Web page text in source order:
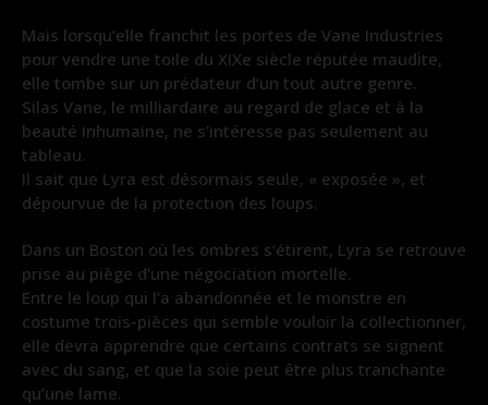
Mais lorsqu’elle franchit les portes de Vane Industries
pour vendre une toile du XIXe siècle réputée maudite,
elle tombe sur un prédateur d’un tout autre genre.
Silas Vane, le milliardaire au regard de glace et à la
beauté inhumaine, ne s’intéresse pas seulement au
tableau.
Il sait que Lyra est désormais seule, « exposée », et
dépourvue de la protection des loups.
Dans un Boston où les ombres s’étirent, Lyra se retrouve
prise au piège d’une négociation mortelle.
Entre le loup qui l’a abandonnée et le monstre en
costume trois-pièces qui semble vouloir la collectionner,
elle devra apprendre que certains contrats se signent
avec du sang, et que la soie peut être plus tranchante
qu’une lame.